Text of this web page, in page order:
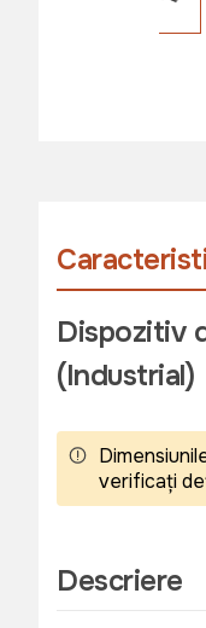
Dispozitiv
(Industrial)
verificați
Descriere